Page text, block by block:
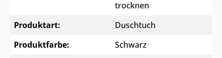
trocknen
Produktart:
Duschtuch
Produktfarbe:
Schwarz